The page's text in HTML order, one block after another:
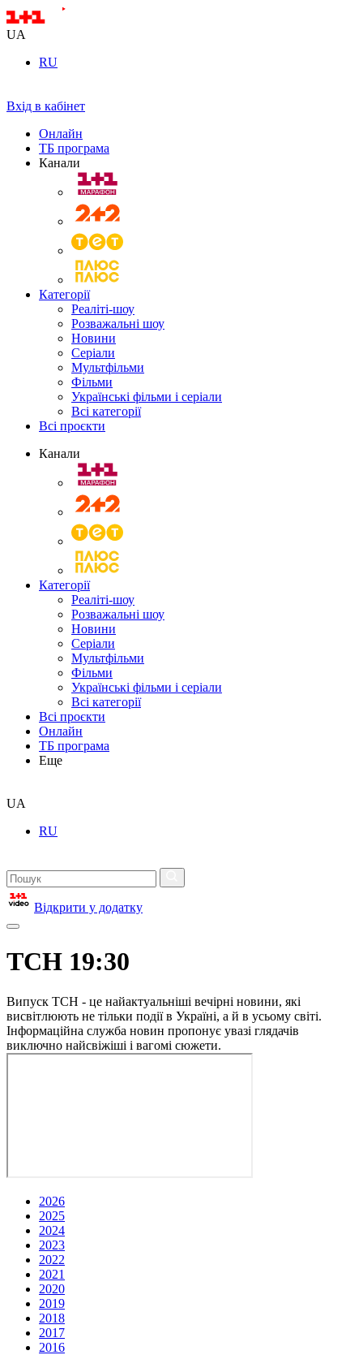
UA
RU
Вхід в кабінет
Онлайн
ТБ програма
Канали
Категорії
Реаліті-шоу
Розважальні шоу
Новини
Серіали
Мультфільми
Фільми
Українські фільми і серіали
Всі категорії
Всі проєкти
Канали
Категорії
Реаліті-шоу
Розважальні шоу
Новини
Серіали
Мультфільми
Фільми
Українські фільми і серіали
Всі категорії
Всі проєкти
Онлайн
ТБ програма
Еще
UA
RU
Відкрити у додатку
ТСН 19:30
Випуск ТСН - це найактуальніші вечірні новини, які
висвітлюють не тільки події в Україні, а й в усьому світі.
Інформаційна служба новин пропонує увазі глядачів
виключно найсвіжіші і вагомі сюжети.
2026
2025
2024
2023
2022
2021
2020
2019
2018
2017
2016